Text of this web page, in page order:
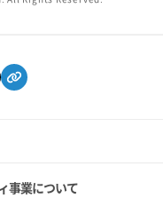
事業について